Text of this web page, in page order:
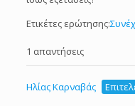
Ετικέτες ερώτησης:
1 απαντήσεις
Ηλίας Καρναβάς